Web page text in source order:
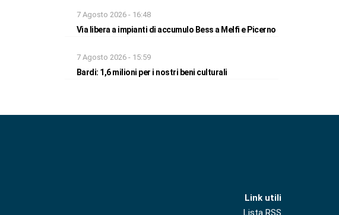
7 Agosto 2026 - 16:48
Via libera a impianti di accumulo Bess a Melfi e Picerno
7 Agosto 2026 - 15:59
Bardi: 1,6 milioni per i nostri beni culturali
Link utili
Lista RSS